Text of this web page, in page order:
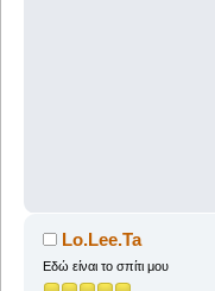
Lo.Lee.Ta
Εδώ είναι το σπίτι μου